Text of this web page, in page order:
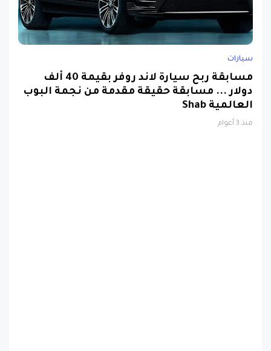
سيارات
مسابقة ربح سيارة لاند روفر بقيمة 40 ألف
دولار ... مسابقة حقيقة مقدمة من نجمة البوب
العالمية Shab
منذ 3 أعوام